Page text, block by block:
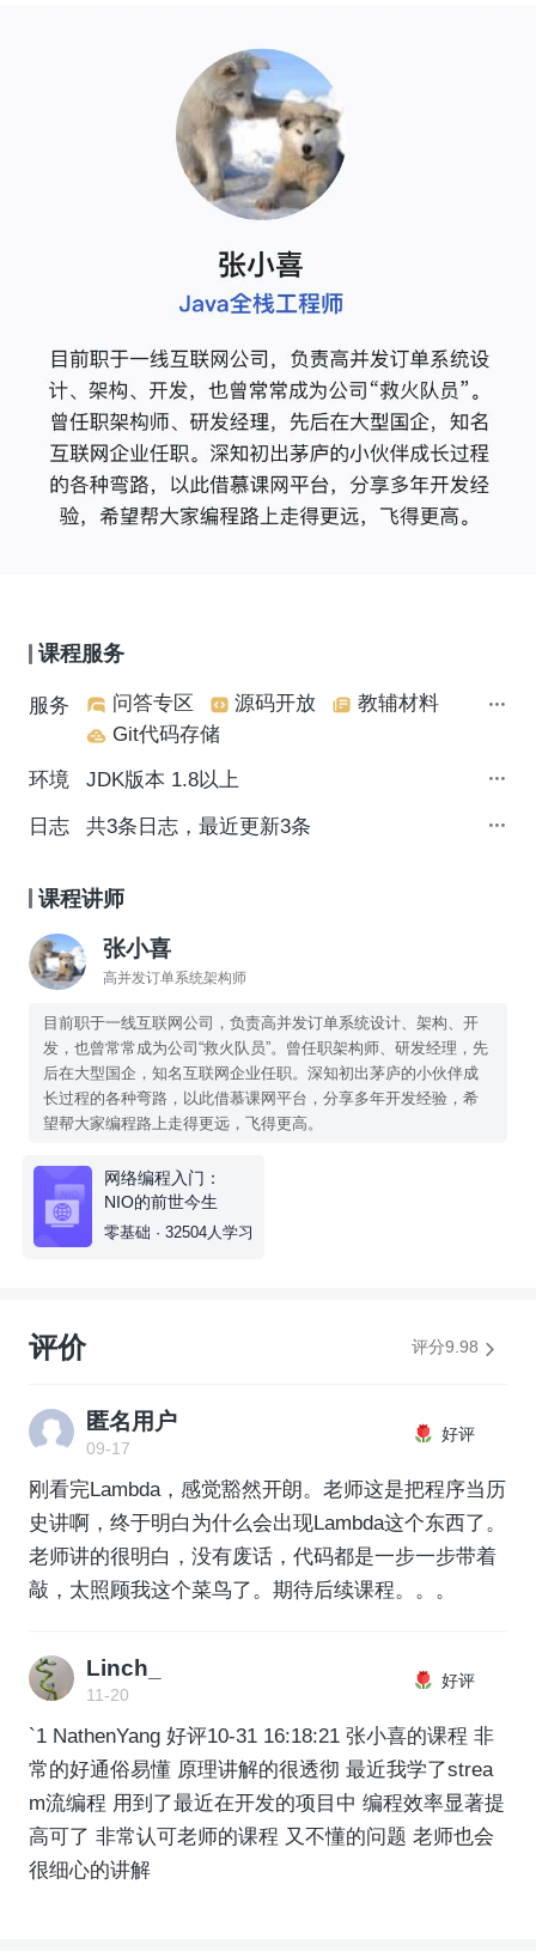
课程服务
服务 问答专区 源码开放
教辅材料
Git代码存储
环境
JDK版本 1.8以上
日志 共3条日志，最近更新3条
课程讲师
张小喜
高并发订单系统架构师
目前职于一线互联网公司，负责高并发订单系统设计、架构、开
发，也曾常常成为公司“救火队员”。曾任职架构师、研发经理，先
后在大型国企，知名互联网企业任职。深知初出茅庐的小伙伴成
长过程的各种弯路，以此借慕课网平台，分享多年开发经验，希
望帮大家编程路上走得更远，飞得更高。
网络编程入门：
NIO的前世今生
零基础 · 32504人学习
评价 评分9.98
匿名用户
09-17
好评
刚看完Lambda，感觉豁然开朗。老师这是把程序当历
史讲啊，终于明白为什么会出现Lambda这个东西了。
老师讲的很明白，没有废话，代码都是一步一步带着
敲，太照顾我这个菜鸟了。期待后续课程。。。
Linch_
11-20
好评
`1 NathenYang 好评10-31 16:18:21 张小喜的课程 非
常的好通俗易懂 原理讲解的很透彻 最近我学了strea
m流编程 用到了最近在开发的项目中 编程效率显著提
高可了 非常认可老师的课程 又不懂的问题 老师也会
很细心的讲解